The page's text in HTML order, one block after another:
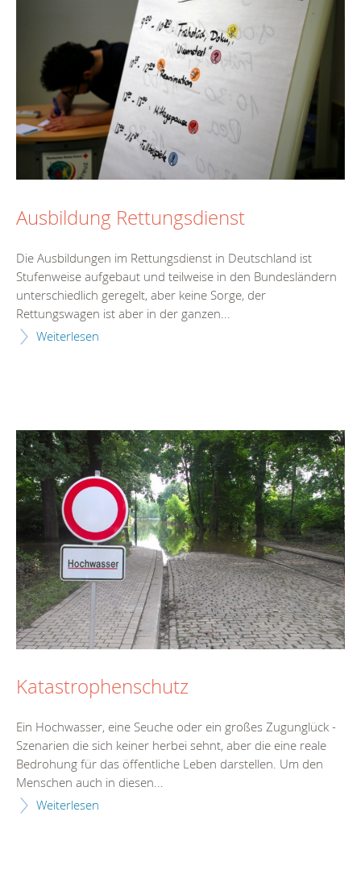
Ausbildung Rettungsdienst
Die Ausbildungen im Rettungsdienst in Deutschland ist
Stufenweise aufgebaut und teilweise in den Bundesländern
unterschiedlich geregelt, aber keine Sorge, der
Rettungswagen ist aber in der ganzen...
Weiterlesen
Katastrophenschutz
Ein Hochwasser, eine Seuche oder ein großes Zugunglück -
Szenarien die sich keiner herbei sehnt, aber die eine reale
Bedrohung für das öffentliche Leben darstellen. Um den
Menschen auch in diesen...
Weiterlesen